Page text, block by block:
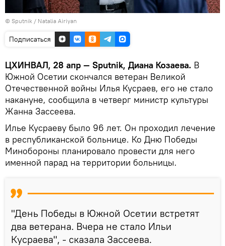
© Sputnik / Natalia Airiyan
Подписаться
ЦХИНВАЛ, 28 апр — Sputnik, Диана Козаева. В
Южной Осетии скончался ветеран Великой
Отечественной войны Илья Кусраев, его не стало
накануне, сообщила в четверг министр культуры
Жанна Зассеева.
Илье Кусраеву было 96 лет. Он проходил лечение
в республиканской больнице. Ко Дню Победы
Минобороны планировало провести для него
именной парад на территории больницы.
"День Победы в Южной Осетии встретят
два ветерана. Вчера не стало Ильи
Кусраева", - сказала Зассеева.